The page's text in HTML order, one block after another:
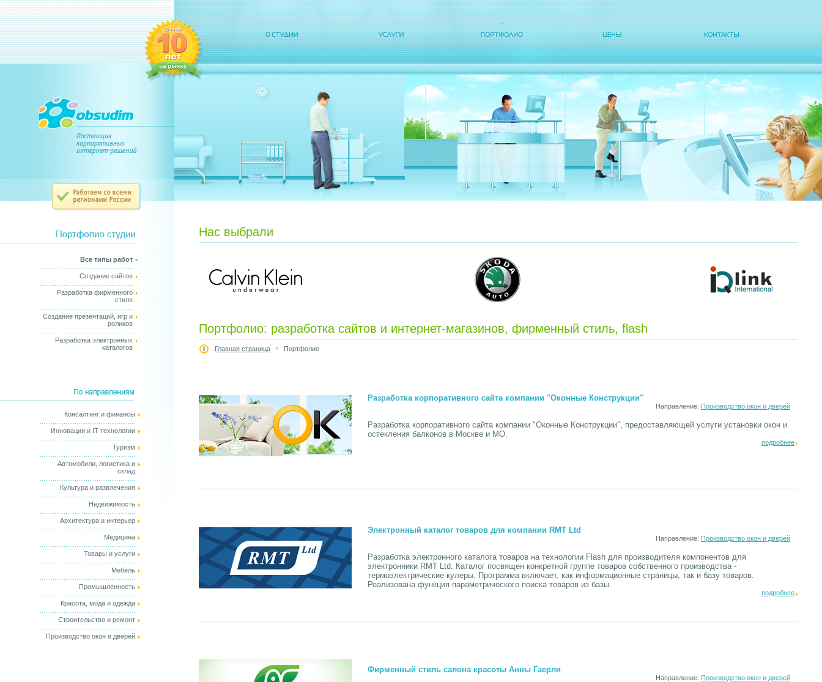
Все типы работ
Создание сайтов
Разработка фирменного
стиля
Создание презентаций, игр и
роликов
Разработка электронных
каталогов
Консалтинг и финансы
Инновации и IT технологии
Туризм
Автомобили, логистика и
склад
Культура и развлечения
Недвижимость
Архитектура и интерьер
Медицина
Товары и услуги
Мебель
Промышленность
Красота, мода и одежда
Строительство и ремонт
Производство окон и дверей
Нас выбрали
Портфолио: разработка сайтов и интернет-магазинов, фирменный стиль, flash
Главная страница Портфолио
Разработка корпоративного сайта компании "Оконные Конструкции"
Направление: Производство окон и дверей
Разработка корпоративного сайта компании "Оконные Конструкции", предоставляющей услуги установки окон и
остекления балконов в Москве и МО.
подробнее
Электронный каталог товаров для компании RMT Ltd
Направление: Производство окон и дверей
Разработка электронного каталога товаров на технологии Flash для производителя компонентов для
электронники RMT Ltd. Каталог посвящен конкретной группе товаров собственного производства -
термоэлектрические кулеры. Программа включает, как информационные страницы, так и базу товаров.
Реализована функция параметрического поиска товаров из базы.
подробнее
Фирменный стиль салона красоты Анны Гаерли
Направление: Производство окон и дверей